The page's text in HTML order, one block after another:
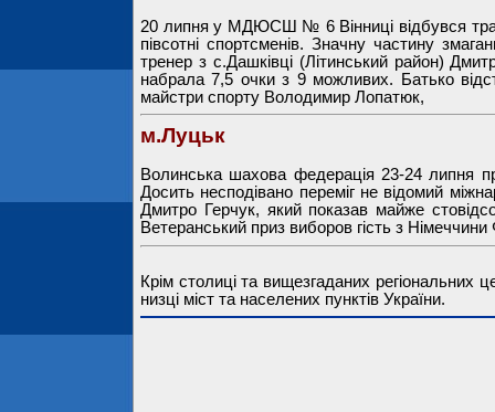
20 липня у МДЮСШ № 6 Вінниці відбувся
півсотні спортсменів. Значну частину
тренер з с.Дашківці (Літинський район)
набрала 7,5 очки з 9 можливих. Батько
майстри спорту Володимир Лопатюк,
м.Луцьк
Волинська шахова федерація 23-24 липня
Досить несподівано переміг не відомий
Дмитро Герчук, який показав майже
Ветеранський приз виборов гість з
Крім столиці та вищезгаданих
низці міст та населених пунктів України.